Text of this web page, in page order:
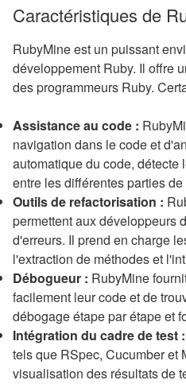
Caractéristiques de
RubyMine est un puissant
développement Ruby. Il offre
des programmeurs Ruby.
Assistance au code :
navigation dans le code et
automatique du code, détecte
entre les différentes parties
Outils de refactorisation :
permettent aux développeurs
d'erreurs. Il prend en charge
l'extraction de méthodes et
Débogueur : RubyMine
facilement leur code et de
débogage étape par étape et
Intégration du cadre de test :
tels que RSpec, Cucumber et
visualisation des résultats de